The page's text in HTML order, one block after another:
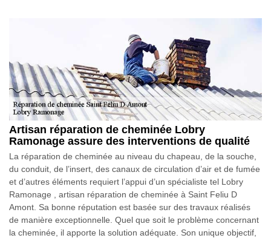
Artisan réparation de cheminée Lobry
Ramonage assure des interventions de qualité
La réparation de cheminée au niveau du chapeau, de la souche,
du conduit, de l’insert, des canaux de circulation d’air et de fumée
et d’autres éléments requiert l’appui d’un spécialiste tel Lobry
Ramonage , artisan réparation de cheminée à Saint Feliu D
Amont. Sa bonne réputation est basée sur des travaux réalisés
de manière exceptionnelle. Quel que soit le problème concernant
la cheminée, il apporte la solution adéquate. Son unique objectif,